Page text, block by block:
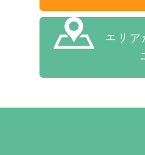
エリア